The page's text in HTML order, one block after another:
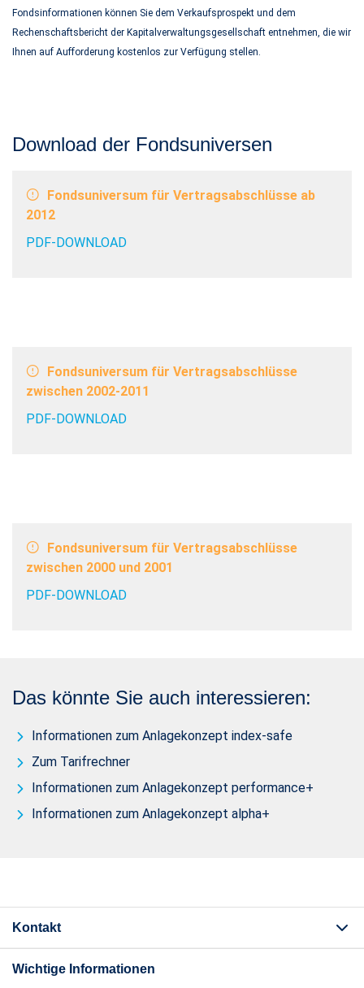
Fondsinformationen können Sie dem Verkaufsprospekt und dem
Rechenschaftsbericht der Kapitalverwaltungsgesellschaft entnehmen, die wir
Ihnen auf Aufforderung kostenlos zur Verfügung stellen.
Download der Fondsuniversen
Fondsuniversum für Vertragsabschlüsse ab
2012
PDF-DOWNLOAD
Fondsuniversum für Vertragsabschlüsse
zwischen 2002-2011
PDF-DOWNLOAD
Fondsuniversum für Vertragsabschlüsse
zwischen 2000 und 2001
PDF-DOWNLOAD
Das könnte Sie auch interessieren:
Informationen zum Anlagekonzept index-safe
Zum Tarifrechner
Informationen zum Anlagekonzept performance+
Informationen zum Anlagekonzept alpha+
Kontakt
Wichtige Informationen